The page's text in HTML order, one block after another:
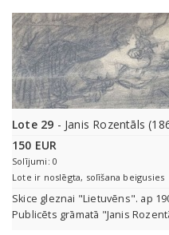
Lote 29 - Janis Rozentāls
150 EUR
Solījumi: 0
Lote ir noslēgta, solīšana beigusies
Skice gleznai "Lietuvēns". ap
Publicēts grāmatā "Janis